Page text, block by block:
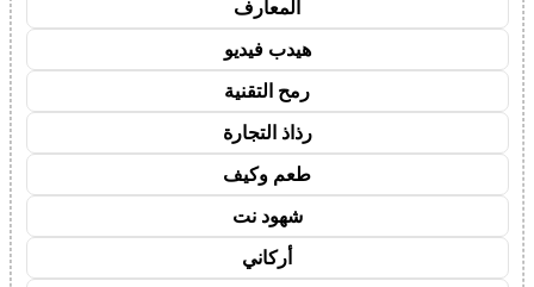
المعارف
هيدب فيديو
رمح التقنية
رذاذ التجارة
طعم وكيف
شهود نت
أركاني